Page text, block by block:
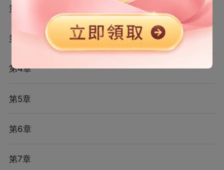
第2章
第3章
第4章
第5章
第6章
第7章